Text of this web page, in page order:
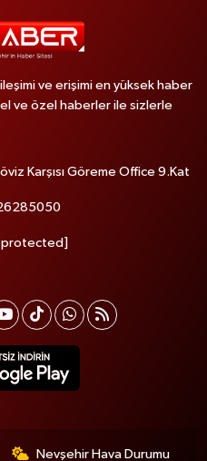
ve erişimi en yüksek haber
ve özel haberler ile sizlerle
Karşısı Göreme Office 9.Kat
protected]
Nevşehir Hava Durumu